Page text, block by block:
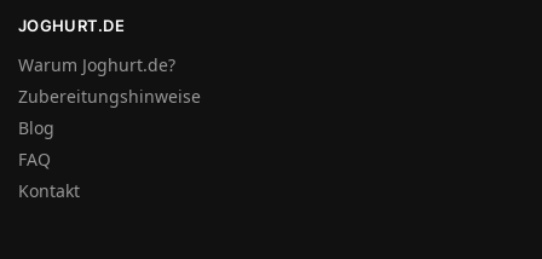
JOGHURT.DE
Warum Joghurt.de?
Zubereitungshinweise
Blog
FAQ
Kontakt